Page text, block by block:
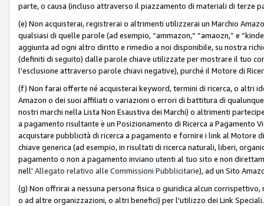
parte, o causa (incluso attraverso il piazzamento di materiali di terze
(e) Non acquisterai, registrerai o altrimenti utilizzerai un Marchio
qualsiasi di quelle parole (ad esempio, “ammazon,” “amaozn,” e
aggiunta ad ogni altro diritto e rimedio a noi disponibile, su nostra
(definiti di seguito) dalle parole chiave utilizzate per mostrare il tuo
l'esclusione attraverso parole chiavi negative), purché il Motore di
(f) Non farai offerte né acquisterai keyword, termini di ricerca, o altri
Amazon o dei suoi affiliati o variazioni o errori di battitura di
nostri marchi nella Lista Non Esaustiva dei Marchi) o altrimenti
a pagamento risultante è un Posizionamento di Ricerca a Pagamento
acquistare pubblicità di ricerca a pagamento e fornire i link al Motore
chiave generica (ad esempio, in risultati di ricerca naturali, liberi,
pagamento o non a pagamento inviano utenti al tuo sito e non
nell' Allegato relativo alle Commissioni Pubblicitarie), ad un Sito
(g) Non offrirai a nessuna persona fisica o giuridica alcun
o ad altre organizzazioni, o altri benefici) per l'utilizzo dei Link